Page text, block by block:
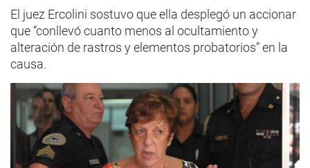
El juez Ercolini sostuvo que ella desplegó un accionar
que “conllevó cuanto menos al ocultamiento y
alteración de rastros y elementos probatorios” en la
causa.